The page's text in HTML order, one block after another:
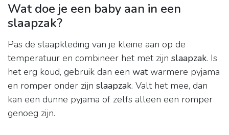
Wat doe je een baby aan in een
slaapzak?
Pas de slaapkleding van je kleine aan op de
temperatuur en combineer het met zijn slaapzak. Is
het erg koud, gebruik dan een watwarmere pyjama
en romper onder zijn slaapzak. Valt het mee, dan
kan een dunne pyjama of zelfs alleen een romper
genoeg zijn.